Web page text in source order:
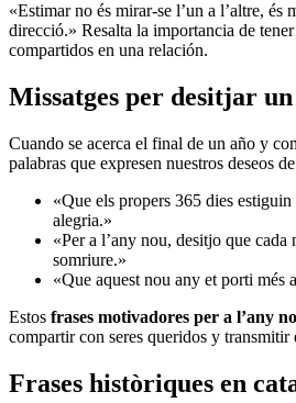
«Estimar no és mirar-se l’un a l’altre, és
direcció.» Resalta la importancia de
compartidos en una relación.
Missatges per desitjar
Cuando se acerca el final de un año y
palabras que expresen nuestros deseos
«Que els propers 365 dies
alegria.»
«Per a l’any nou, desitjo que cada
somriure.»
«Que aquest nou any et porti més
Estos frases motivadores per a l’any
compartir con seres queridos y transmitir
Frases històriques en